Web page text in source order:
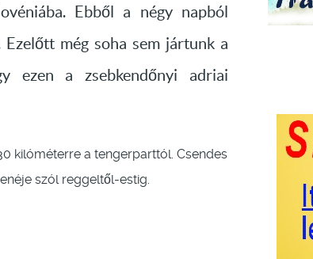
Ebből a négy napból
még soha sem jártunk a
ezen a zsebkendőnyi adriai
kilóméterre a tengerparttól. Csendes
szól reggeltől-estig.